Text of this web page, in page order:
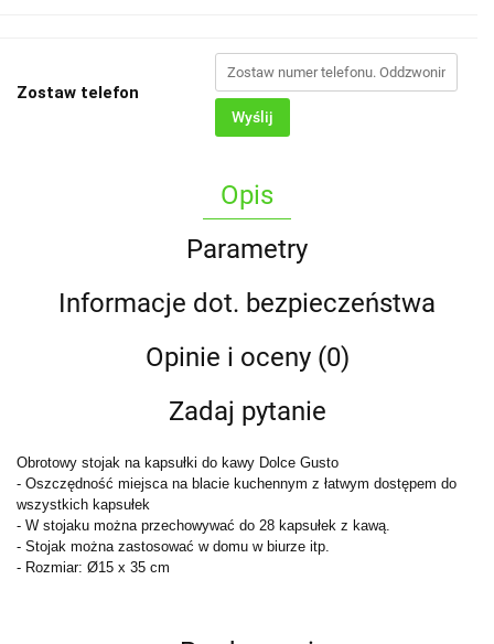
Zostaw telefon
Wyślij
Opis
Parametry
Informacje dot. bezpieczeństwa
Opinie i oceny (0)
Zadaj pytanie
Obrotowy stojak na kapsułki do kawy Dolce Gusto
- Oszczędność miejsca na blacie kuchennym z łatwym dostępem do
wszystkich kapsułek
- W stojaku można przechowywać do 28 kapsułek z kawą.
- Stojak można zastosować w domu w biurze itp.
- Rozmiar: Ø15 x 35 cm